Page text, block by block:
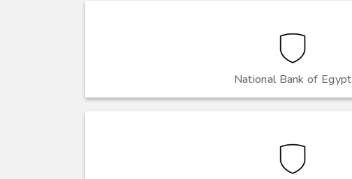
National Bank of Egypt